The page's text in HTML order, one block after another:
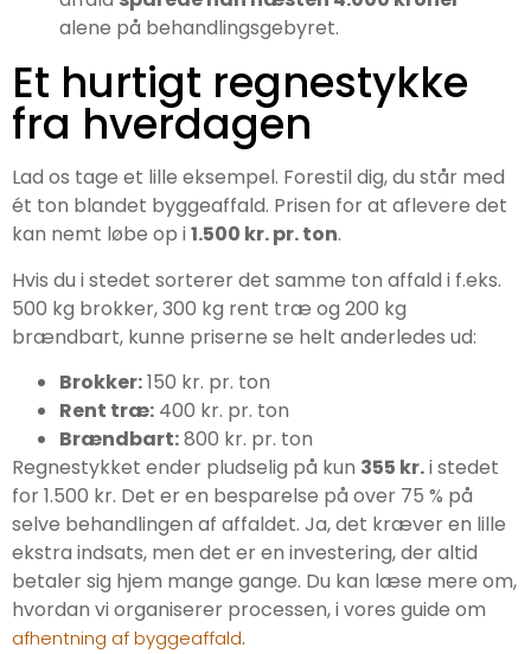
alene på behandlingsgebyret.
Et hurtigt regnestykke
fra hverdagen
Lad os tage et lille eksempel. Forestil dig, du står med
ét ton blandet byggeaffald. Prisen for at aflevere det
kan nemt løbe op i1.500 kr. pr. ton.
Hvis du i stedet sorterer det samme ton affald i f.eks.
500 kg brokker, 300 kg rent træ og 200 kg
brændbart, kunne priserne se helt anderledes ud:
Brokker:150 kr. pr. ton
Rent træ: 400 kr. pr. ton
Brændbart:800 kr. pr. ton
Regnestykket ender pludselig på kun 355 kr.i stedet
for 1.500 kr. Det er en besparelse på over 75 % på
selve behandlingen af affaldet. Ja, det kræver en lille
ekstra indsats, men det er en investering, der altid
betaler sig hjem mange gange. Du kan læse mere om,
hvordan vi organiserer processen, i vores guide om
afhentning af byggeaffald.